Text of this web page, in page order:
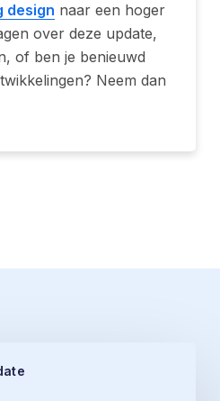
design naar een hoger
over deze update,
of ben je benieuwd
Neem dan